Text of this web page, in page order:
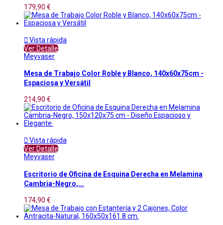
179,90 €
 Vista rápida
Ver Detalle
Meyvaser
Mesa de Trabajo Color Roble y Blanco, 140x60x75cm -
Espaciosa y Versátil
214,90 €
 Vista rápida
Ver Detalle
Meyvaser
Escritorio de Oficina de Esquina Derecha en Melamina
Cambria-Negro,...
174,90 €